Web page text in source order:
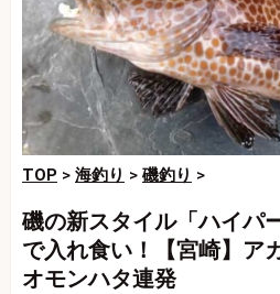
TOP > 海釣り > 磯釣り >
磯の新スタイル「ハイパ
で入れ食い！【宮崎】ア
オモンハタ連発